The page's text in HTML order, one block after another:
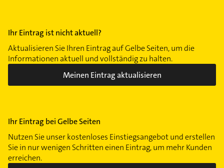
Ihr Eintrag ist nicht aktuell?
Aktualisieren Sie Ihren Eintrag auf Gelbe Seiten, um die
Informationen aktuell und vollständig zu halten.
Meinen Eintrag aktualisieren
Ihr Eintrag bei Gelbe Seiten
Nutzen Sie unser kostenloses Einstiegsangebot und erstellen
Sie in nur wenigen Schritten einen Eintrag, um mehr Kunden
erreichen.